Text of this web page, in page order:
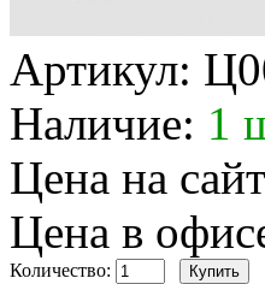
Артикул:
Наличие: 1
Цена на
Цена в
Количество: